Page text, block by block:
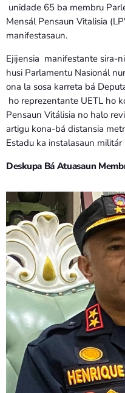
unidade 65 ba membru
Mensál Pensaun Vitalisia
manifestasaun.
Ejijensia manifestante sira-
husi Parlamentu Nasionál
ona la sosa karreta bá
ho reprezentante UETL ho
Pensaun Vitálisia no halo
artigu kona-bá distansia
Estadu ka instalasaun
Deskupa Bá Atuasaun